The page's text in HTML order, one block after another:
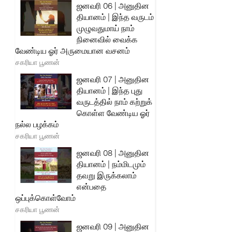
ஜனவரி 06 | அனுதின
தியானம் | இந்த வருடம்
முழுவதுமாய் நாம்
நினைவில் வைக்க
வேண்டிய ஓர் அருமையான வசனம்
சகரியா பூணன்
ஜனவரி 07 | அனுதின
தியானம் | இந்த புது
வருடத்தில் நாம் கற்றுக்
கொள்ள வேண்டிய ஓர்
நல்ல பழக்கம்
சகரியா பூணன்
ஜனவரி 08 | அனுதின
தியானம் | நம்மிடமும்
தவறு இருக்கலாம்
என்பதை
ஒப்புக்கொள்வோம்
சகரியா பூணன்
ஜனவரி 09 | அனுதின